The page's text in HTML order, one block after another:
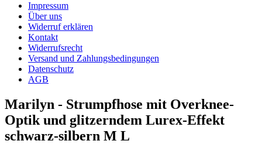
Impressum
Über uns
Widerruf erklären
Kontakt
Widerrufsrecht
Versand und Zahlungsbedingungen
Datenschutz
AGB
Marilyn - Strumpfhose mit Overknee-
Optik und glitzerndem Lurex-Effekt
schwarz-silbern M L